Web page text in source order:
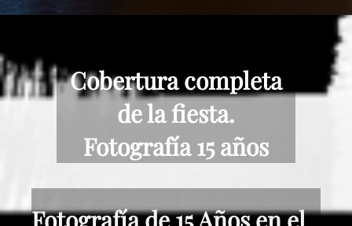
Cobertura completa
de la fiesta.
Fotografía 15 años
Fotografía de 15 Años en el